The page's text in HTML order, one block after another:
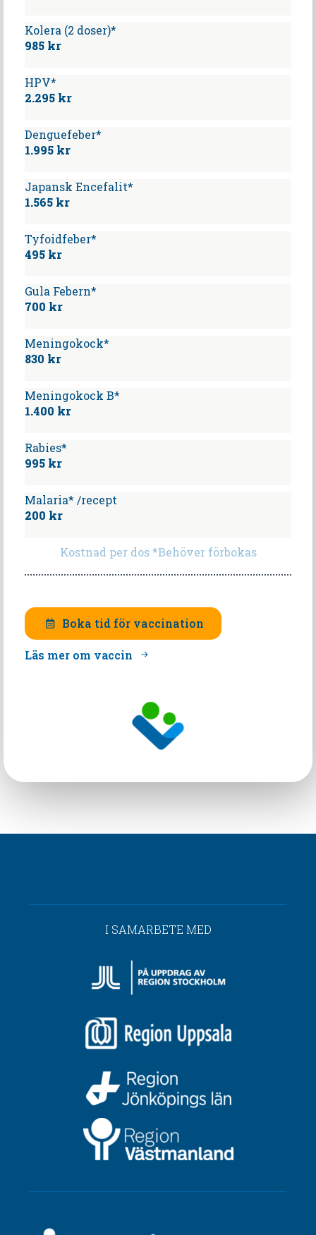
Kolera (2 doser)*
985 kr
HPV*
2.295 kr
Denguefeber*
1.995 kr
Japansk Encefalit*
1.565 kr
Tyfoidfeber*
495 kr
Gula Febern*
700 kr
Meningokock*
830 kr
Meningokock B*
1.400 kr
Rabies*
995 kr
Malaria* /recept
200 kr
Kostnad per dos *Behöver förbokas
Boka tid för vaccination
Läs mer om vaccin
I SAMARBETE MED